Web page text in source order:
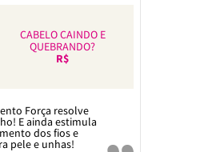
CABELO CAINDO E
QUEBRANDO?
R$
Força resolve
E ainda estimula
dos fios e
pele e unhas!